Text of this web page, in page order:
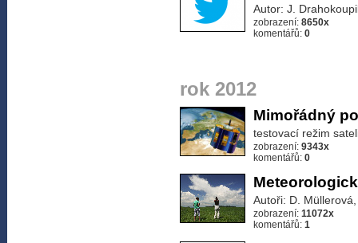
Autor: J.
zobrazení: 8650x
komentářů: 0
rok 2012
Mimořádný
testovací režim
zobrazení: 9343x
komentářů: 0
Autoři: D.
zobrazení: 11072x
komentářů: 1